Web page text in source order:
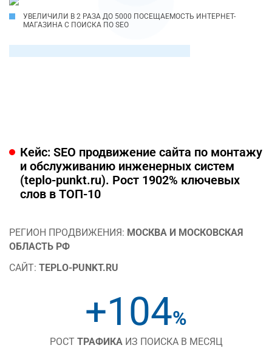
УВЕЛИЧИЛИ В 2 РАЗА ДО 5000 ПОСЕЩАЕМОСТЬ ИНТЕРНЕТ-
МАГАЗИНА С ПОИСКА ПО SEO
Кейс: SEO продвижение сайта по монтажу
и обслуживанию инженерных систем
(teplo-punkt.ru). Рост 1902% ключевых
слов в ТОП-10
РЕГИОН ПРОДВИЖЕНИЯ: МОСКВА И МОСКОВСКАЯ
ОБЛАСТЬ РФ
САЙТ: TEPLO-PUNKT.RU
+104%
РОСТ ТРАФИКАИЗ ПОИСКА В МЕСЯЦ